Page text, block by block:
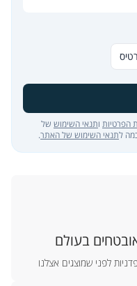
הפרטיות ותנאי השימוש של
תנאי השימוש של האתר.
בעולם
לפני שמוצגים אצלנו